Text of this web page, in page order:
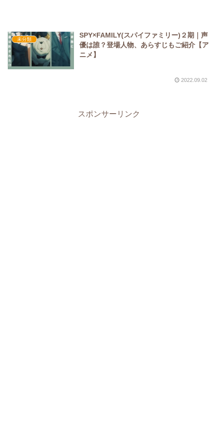
未分類
SPY×FAMILY(スパイファミリー)２期｜声
優は誰？登場人物、あらすじもご紹介【ア
ニメ】
2022.09.02
スポンサーリンク